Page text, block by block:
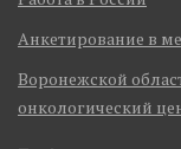
Анкетирование в
Воронежской
онкологический